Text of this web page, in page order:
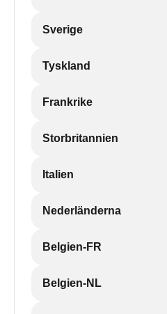
Sverige
Tyskland
Frankrike
Storbritannien
Italien
Nederländerna
Belgien-FR
Belgien-NL